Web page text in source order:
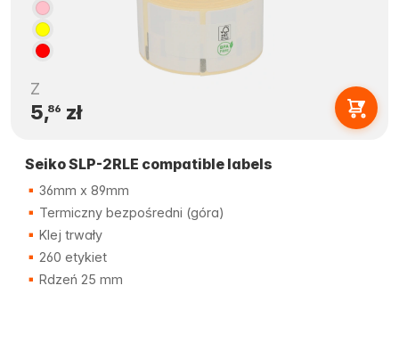
Z
5,86 zł
Seiko SLP-2RLE compatible labels
36mm x 89mm
Termiczny bezpośredni (góra)
Klej trwały
260 etykiet
Rdzeń 25 mm